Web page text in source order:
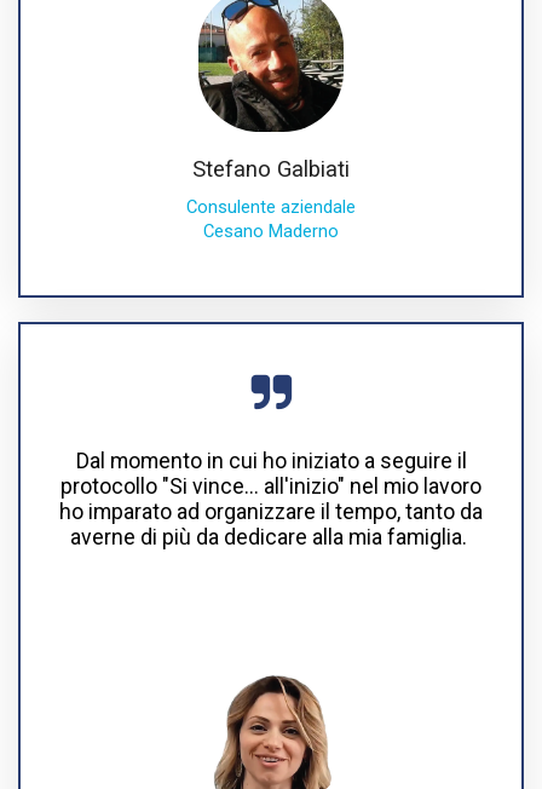
Stefano Galbiati
Consulente aziendale
Cesano Maderno
Dal momento in cui ho iniziato a seguire il
protocollo "Si vince... all'inizio" nel mio lavoro
ho imparato ad organizzare il tempo, tanto da
averne di più da dedicare alla mia famiglia.